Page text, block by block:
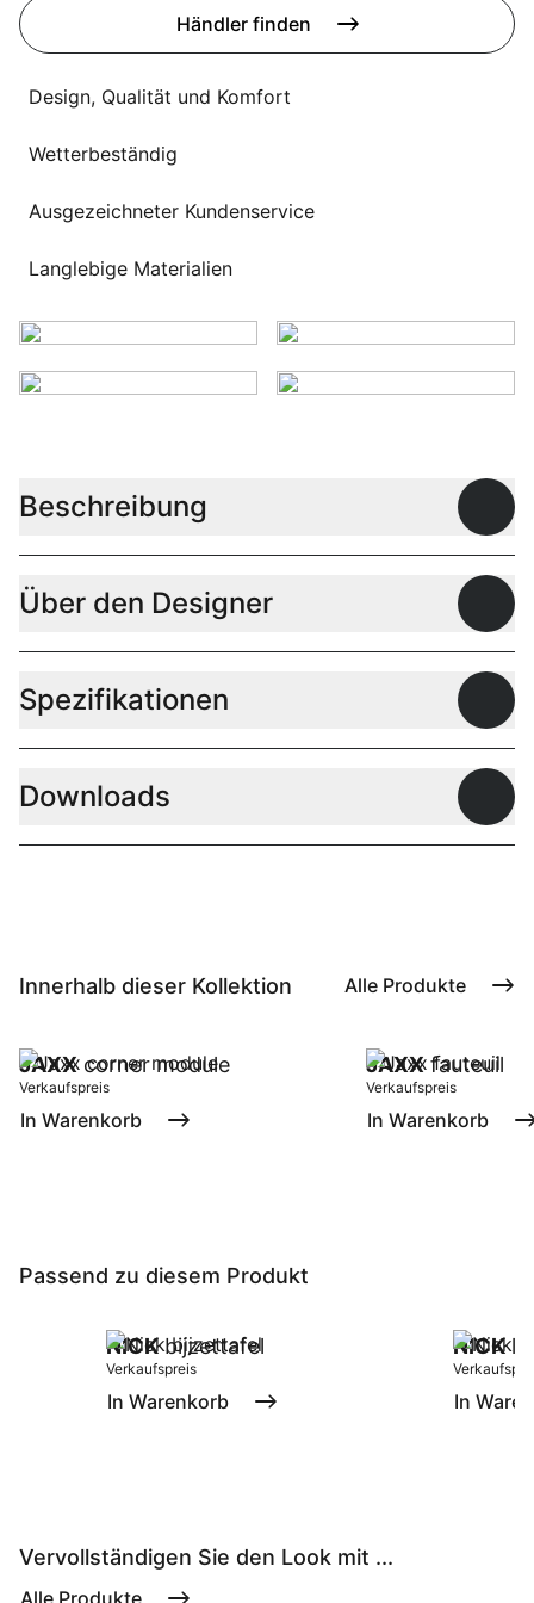
Uber uns
Händler finden
Design, Qualität und Komfort
Wetterbeständig
Ausgezeichneter Kundenservice
Langlebige Materialien
Beschreibung
Über den Designer
Spezifikationen
Downloads
Innerhalb dieser Kollektion Alle Produkte
JAXXcorner module
Verkaufspreis
In Warenkorb
JAXXfauteuil
Verkaufspreis
In Warenkorb
Passend zu diesem Produkt
NICKbijzettafel
Verkaufspreis
In Warenkorb
NICK
In
Vervollständigen Sie den Look mit ...
Alle Produkte